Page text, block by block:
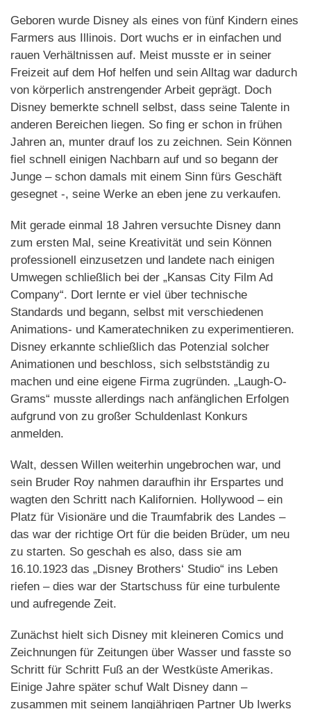
Geboren wurde Disney als eines von fünf Kindern eines
Farmers aus Illinois. Dort wuchs er in einfachen und
rauen Verhältnissen auf. Meist musste er in seiner
Freizeit auf dem Hof helfen und sein Alltag war dadurch
von körperlich anstrengender Arbeit geprägt. Doch
Disney bemerkte schnell selbst, dass seine Talente in
anderen Bereichen liegen. So fing er schon in frühen
Jahren an, munter drauf los zu zeichnen. Sein Können
fiel schnell einigen Nachbarn auf und so begann der
Junge – schon damals mit einem Sinn fürs Geschäft
gesegnet -, seine Werke an eben jene zu verkaufen.
Mit gerade einmal 18 Jahren versuchte Disney dann
zum ersten Mal, seine Kreativität und sein Können
professionell einzusetzen und landete nach einigen
Umwegen schließlich bei der „Kansas City Film Ad
Company“. Dort lernte er viel über technische
Standards und begann, selbst mit verschiedenen
Animations- und Kameratechniken zu experimentieren.
Disney erkannte schließlich das Potenzial solcher
Animationen und beschloss, sich selbstständig zu
machen und eine eigene Firma zugründen. „Laugh-O-
Grams“ musste allerdings nach anfänglichen Erfolgen
aufgrund von zu großer Schuldenlast Konkurs
anmelden.
Walt, dessen Willen weiterhin ungebrochen war, und
sein Bruder Roy nahmen daraufhin ihr Erspartes und
wagten den Schritt nach Kalifornien. Hollywood – ein
Platz für Visionäre und die Traumfabrik des Landes –
das war der richtige Ort für die beiden Brüder, um neu
zu starten. So geschah es also, dass sie am
16.10.1923 das „Disney Brothers‘ Studio“ ins Leben
riefen – dies war der Startschuss für eine turbulente
und aufregende Zeit.
Zunächst hielt sich Disney mit kleineren Comics und
Zeichnungen für Zeitungen über Wasser und fasste so
Schritt für Schritt Fuß an der Westküste Amerikas.
Einige Jahre später schuf Walt Disney dann –
zusammen mit seinem langjährigen Partner Ub Iwerks